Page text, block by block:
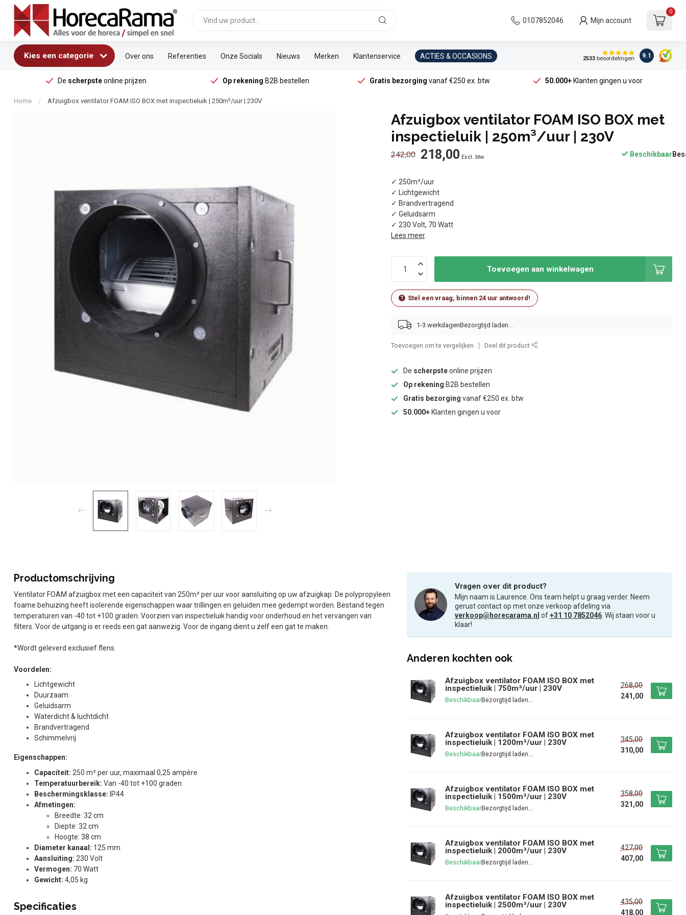
0107852046 Mijn account
0
Kies een categorie Over ons Referenties Onze Socials Nieuws Merken Klantenservice ACTIES & OCCASIONS 2533beoordelingen 9.1
De scherpsteonline prijzen Op rekening B2B bestellen Gratis bezorging vanaf €250 ex. btw 50.000+Klanten gingen u voor
Home / Afzuigbox ventilator FOAM ISO BOX met inspectieluik | 250m³/uur | 230V
Afzuigbox ventilator FOAM ISO BOX met
inspectieluik | 250m³/uur | 230V
242,00 218,00 Excl. btw Beschikbaar
✓ 250m³/uur
✓ Lichtgewicht
✓ Brandvertragend
✓ Geluidsarm
✓ 230 Volt, 70 Watt
Lees meer.
Toevoegen aan winkelwagen
Stel een vraag, binnen 24 uur antwoord!
1-3 werkdagen
Toevoegen om te vergelijken Deel dit product
De scherpsteonline prijzen
Op rekening B2B bestellen
Gratis bezorging vanaf €250 ex. btw
50.000+ Klanten gingen u voor
Productomschrijving
Ventilator FOAM afzuigbox met een capaciteit van 250m³ per uur voor aansluiting op uw afzuigkap. De polypropyleen
foame behuizing heeft isolerende eigenschappen waar trillingen en geluiden mee gedempt worden. Bestand tegen
temperaturen van -40 tot +100 graden. Voorzien van inspectieluik handig voor onderhoud en het vervangen van
filters. Voor de uitgang is er reeds een gat aanwezig. Voor de ingang dient u zelf een gat te maken.
*Wordt geleverd exclusief flens.
Voordelen:
Lichtgewicht
Duurzaam
Geluidsarm
Waterdicht & luchtdicht
Brandvertragend
Schimmelvrij
Eigenschappen:
Capaciteit: 250 m³ per uur, maximaal 0,25 ampère
Temperatuurbereik: Van -40 tot +100 graden
Beschermingsklasse: IP44
Afmetingen:
Breedte: 32 cm
Diepte: 32 cm
Hoogte: 38 cm
Diameter kanaal: 125 mm
Aansluiting: 230 Volt
Vermogen: 70 Watt
Gewicht: 4,05 kg
Specificaties
Vragen over dit product?
Mijn naam is Laurence. Ons team helpt u graag verder. Neem
gerust contact op met onze verkoop afdeling via
verkoop@horecarama.nl of+31 10 7852046 . Wij staan voor u
klaar!
Anderen kochten ook
Afzuigbox ventilator FOAM ISO BOX met
inspectieluik | 750m³/uur | 230V
Beschikbaar
268,00
241,00
Afzuigbox ventilator FOAM ISO BOX met
inspectieluik | 1200m³/uur | 230V
Beschikbaar
345,00
310,00
Afzuigbox ventilator FOAM ISO BOX met
inspectieluik | 1500m³/uur | 230V
Beschikbaar
358,00
321,00
Afzuigbox ventilator FOAM ISO BOX met
inspectieluik | 2000m³/uur | 230V
Beschikbaar
427,00
407,00
Afzuigbox ventilator FOAM ISO BOX met
inspectieluik | 2500m³/uur | 230V
435,00
418,00